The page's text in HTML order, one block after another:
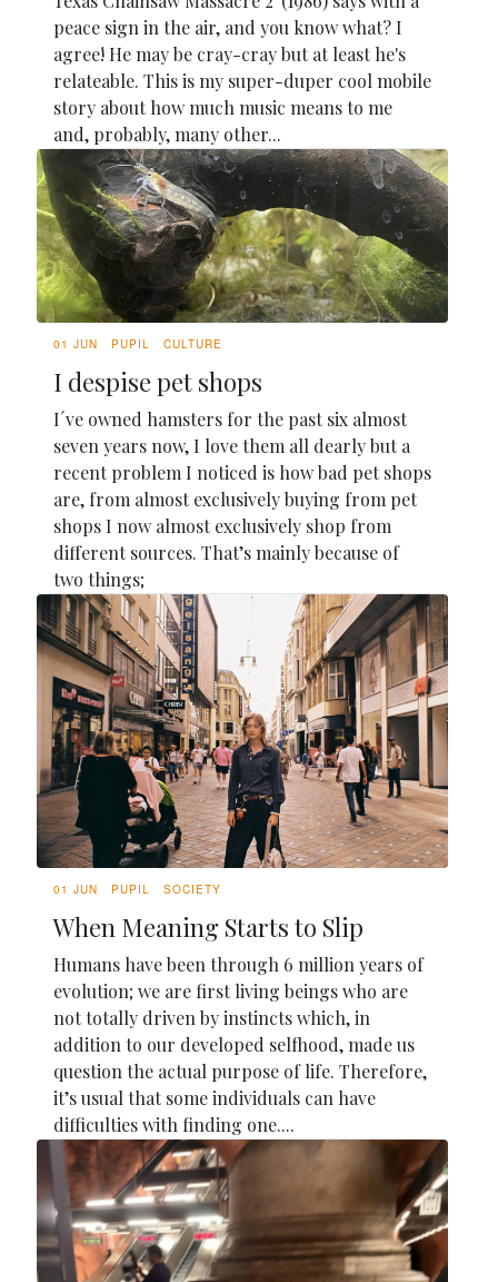
peace sign in the air, and you know what? I
agree! He may be cray-cray but at least he's
relateable. This is my super-duper cool mobile
story about how much music means to me
and, probably, many other...
01 JUN PUPIL CULTURE
I despise pet shops
I´ve owned hamsters for the past six almost
seven years now, I love them all dearly but a
recent problem I noticed is how bad pet shops
are, from almost exclusively buying from pet
shops I now almost exclusively shop from
different sources. That’s mainly because of
two things;
01 JUN PUPIL SOCIETY
When Meaning Starts to Slip
Humans have been through 6 million years of
evolution; we are first living beings who are
not totally driven by instincts which, in
addition to our developed selfhood, made us
question the actual purpose of life. Therefore,
it’s usual that some individuals can have
difficulties with finding one....